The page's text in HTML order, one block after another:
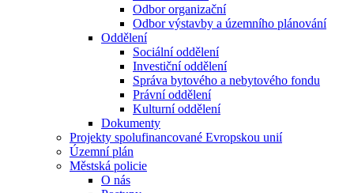
Odbor organizační
Odbor výstavby a územního plánování
Oddělení
Sociální oddělení
Investiční oddělení
Správa bytového a nebytového fondu
Právní oddělení
Kulturní oddělení
Dokumenty
Projekty spolufinancované Evropskou unií
Územní plán
Městská policie
O nás